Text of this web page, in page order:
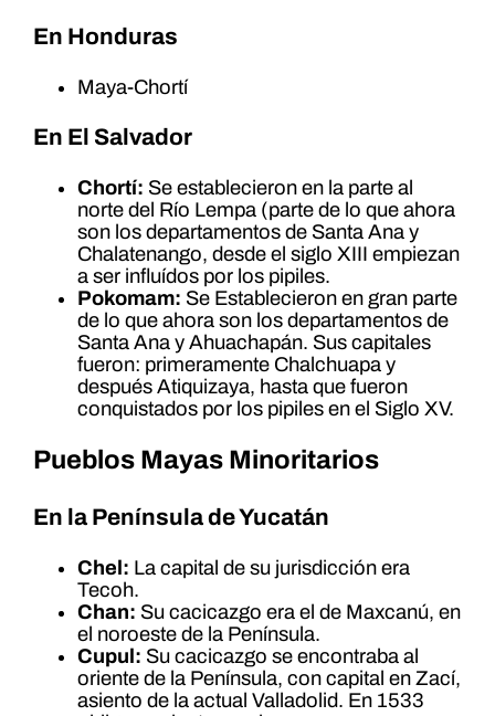
En Honduras
Maya-Chortí
En El Salvador
Chortí: Se establecieron en la parte al
norte del Río Lempa (parte de lo que ahora
son los departamentos de Santa Ana y
Chalatenango, desde el siglo XIII empiezan
a ser influídos por los pipiles.
Pokomam: Se Establecieron en gran parte
de lo que ahora son los departamentos de
Santa Ana y Ahuachapán. Sus capitales
fueron: primeramente Chalchuapa y
después Atiquizaya, hasta que fueron
conquistados por los pipiles en el Siglo XV.
Pueblos Mayas Minoritarios
En la Península de Yucatán
Chel: La capital de su jurisdicción era
Tecoh.
Chan: Su cacicazgo era el de Maxcanú, en
el noroeste de la Península.
Cupul: Su cacicazgo se encontraba al
oriente de la Península, con capital en Zací,
asiento de la actual Valladolid. En 1533